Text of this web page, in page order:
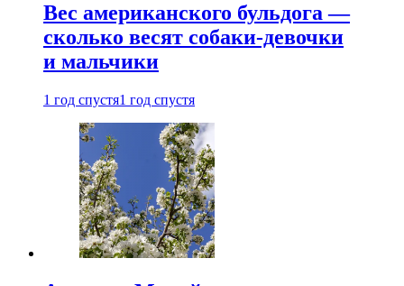
Вес американского бульдога —
сколько весят собаки-девочки
и мальчики
1 год спустя1 год спустя